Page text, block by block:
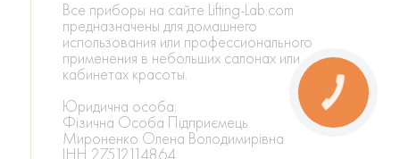
Все приборы на сайте Lifting-Lab.com
предназначены для домашнего
использования или профессионального
применения в небольших салонах или
кабинетах красоты.
Юридична особа:
Фізична Особа Підприємець
Мироненко Олена Володимирівна
ІНН 27512114864
КНОПКА
ЗВ'ЯЗКУ